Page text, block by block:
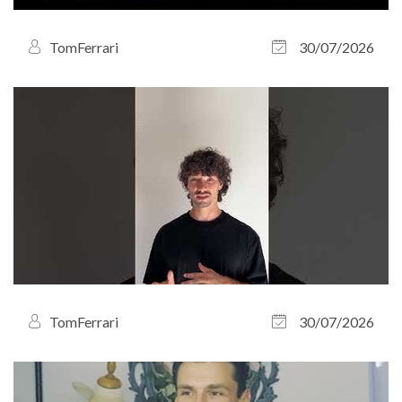
TomFerrari 30/07/2026
TomFerrari 30/07/2026